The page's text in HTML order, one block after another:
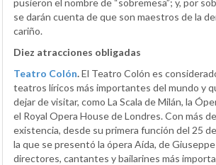
se darán cuenta de que son maestros de la
cariño.
Diez atracciones obligadas
Teatro Colón.El Teatro Colón es
teatros líricos más importantes del mundo y
dejar de visitar, como La Scala de Milán, la
el Royal Opera House de Londres. Con más
existencia, desde su primera función del 25
la que se presentó la ópera Aída, de
directores, cantantes y bailarines más